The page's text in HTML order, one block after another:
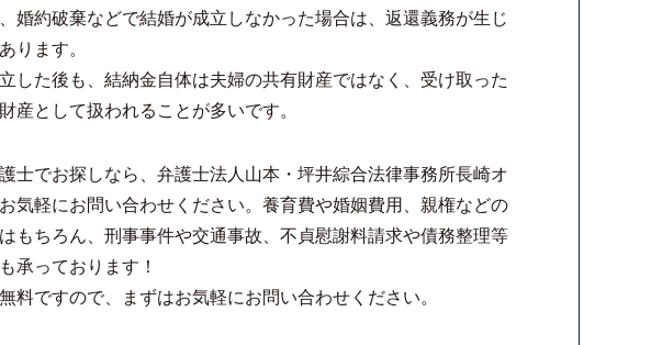
婚約破棄などで結婚が成立しなかった場合は、返還義務が生じ
ります。
した後も、結納金自体は夫婦の共有財産ではなく、受け取った
産として扱われることが多いです。
士でお探しなら、弁護士法人山本・坪井綜合法律事務所長崎オ
気軽にお問い合わせください。養育費や婚姻費用、親権などの
もちろん、刑事事件や交通事故、不貞慰謝料請求や債務整理等
承っております！
料ですので、まずはお気軽にお問い合わせください。